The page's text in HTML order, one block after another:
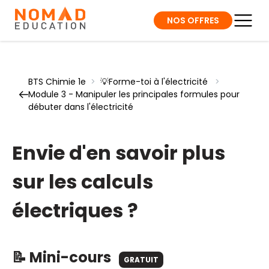
NOS OFFRES
BTS Chimie 1e > 💡Forme-toi à l'électricité
>
Module 3 - Manipuler les principales formules pour
débuter dans l'électricité
Envie d'en savoir plus
sur les calculs
électriques ?
📝 Mini-cours GRATUIT